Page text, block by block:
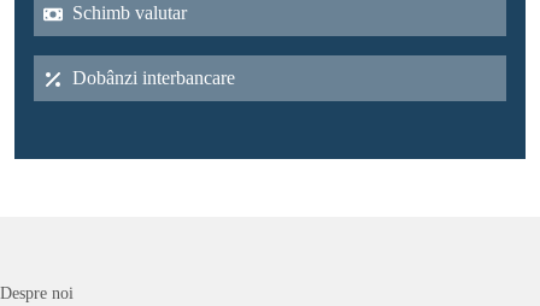
Schimb valutar
Dobânzi interbancare
Despre noi